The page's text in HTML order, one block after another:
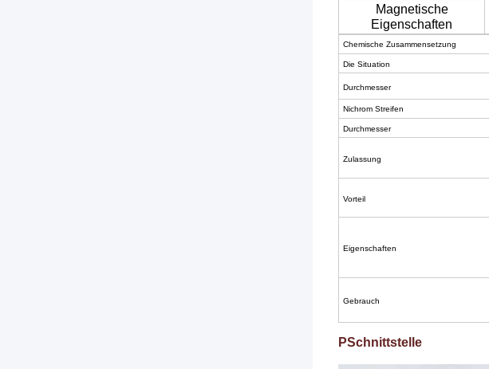
Magnetische
Eigenschaften
Chemische Zusammensetzung
Die Situation
Durchmesser
Nichrom Streifen
Durchmesser
Zulassung
Vorteil
Eigenschaften
Gebrauch
PSchnittstelle